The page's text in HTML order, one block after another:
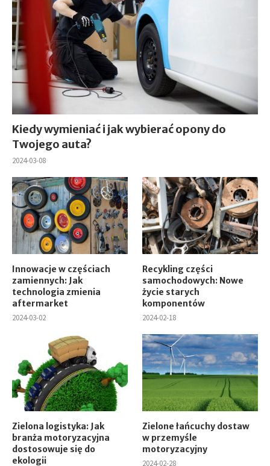
Kiedy wymieniać i jak wybierać opony do
Twojego auta?
2024-03-08
Innowacje w częściach
zamiennych: Jak
technologia zmienia
aftermarket
2024-03-02
Recykling części
samochodowych: Nowe
życie starych
komponentów
2024-02-18
Zielona logistyka: Jak
branża motoryzacyjna
dostosowuje się do
ekologii
Zielone łańcuchy dostaw
w przemyśle
motoryzacyjny
2024-02-28